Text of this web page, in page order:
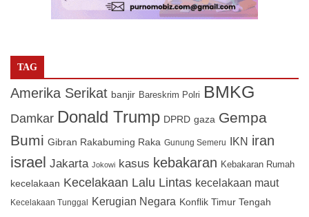
TAG
Amerika Serikat banjir Bareskrim Polri BMKG
Damkar Donald Trump DPRD gaza Gempa
Bumi Gibran Rakabuming Raka Gunung Semeru IKN iran
israel Jakarta Jokowi kasus kebakaran Kebakaran Rumah
kecelakaan Kecelakaan Lalu Lintas kecelakaan maut
Kecelakaan Tunggal Kerugian Negara Konflik Timur Tengah